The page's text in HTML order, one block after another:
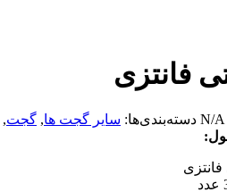
فانتزی
N/A دسته‌بندی‌ها: سایر گجت ها, گجت,